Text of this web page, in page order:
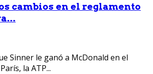
cambios en el reglamento
Sinner le ganó a McDonald en el
la ATP...